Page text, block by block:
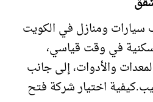
سيارات ومنازل في الكويت
في وقت قياسي،
والأدوات، إلى جانب
اختيار شركة فتح